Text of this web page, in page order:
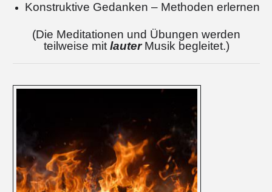
Konstruktive Gedanken – Methoden erlernen
(Die Meditationen und Übungen werden
teilweise mit lauterMusik begleitet.)